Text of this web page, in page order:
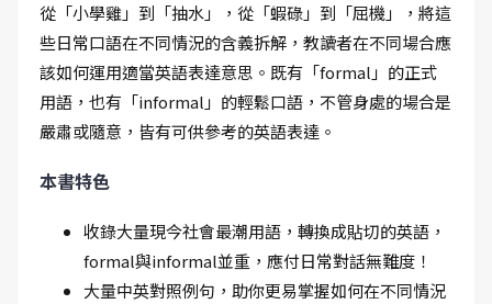
從「小學雞」到「抽水」，從「蝦碌」到「屈機」，將這
些日常口語在不同情況的含義拆解，教讀者在不同場合應
該如何運用適當英語表達意思。既有「formal」的正式
用語，也有「informal」的輕鬆口語，不管身處的場合是
嚴肅或隨意，皆有可供參考的英語表達。
本書特色
收錄大量現今社會最潮用語，轉換成貼切的英語，
formal與informal並重，應付日常對話無難度！
大量中英對照例句，助你更易掌握如何在不同情況